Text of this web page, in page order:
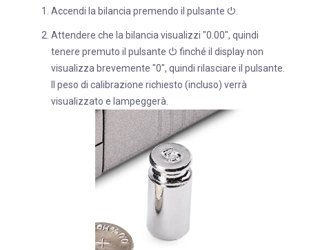
Accendi la bilancia premendo il pulsante ⏻.
Attendere che la bilancia visualizzi "0.00", quindi
tenere premuto il pulsante ⏻ finché il display non
visualizza brevemente "0", quindi rilasciare il pulsante.
Il peso di calibrazione richiesto (incluso) verrà
visualizzato e lampeggerà.